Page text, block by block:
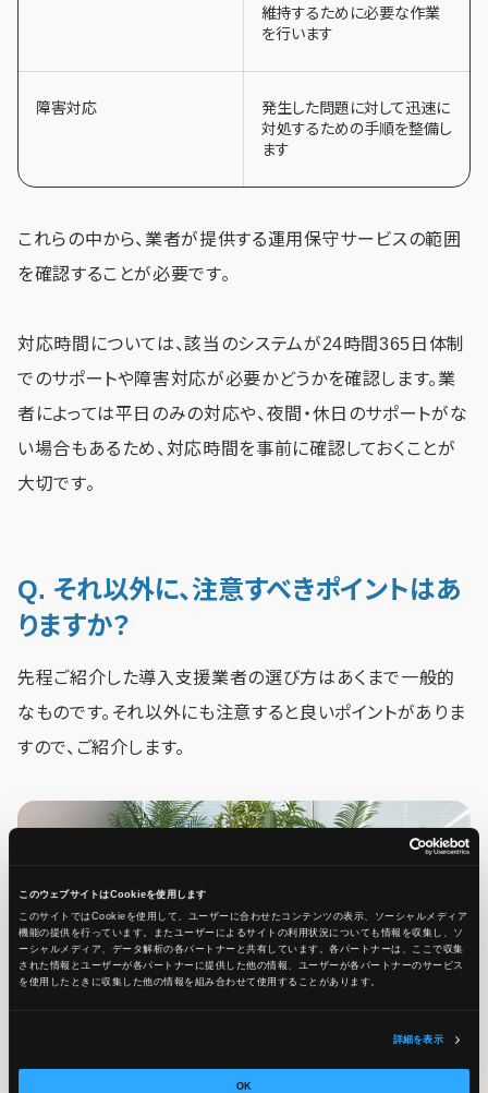
このウェブサイトはCookieを使用します
このサイトではCookieを使用して、ユーザーに合わせたコンテンツの表示、ソーシャルメディア
機能の提供を行っています。またユーザーによるサイトの利用状況についても情報を収集し、ソ
ーシャルメディア、データ解析の各パートナーと共有しています。各パートナーは、ここで収集
された情報とユーザーが各パートナーに提供した他の情報、ユーザーが各パートナーのサービス
を使用したときに収集した他の情報を組み合わせて使用​​することがあります。
詳細を表示
OK
維持するために必要な作業
を行います
障害対応
発生した問題に対して迅速に
対処するための手順を整備し
ます
これらの中から、業者が提供する運用保守サービスの範囲
を確認することが必要です。
対応時間については、該当のシステムが24時間365日体制
でのサポートや障害対応が必要かどうかを確認します。業
者によっては平日のみの対応や、夜間・休日のサポートがな
い場合もあるため、対応時間を事前に確認しておくことが
大切です。
Q. それ以外に、注意すべきポイントはあ
りますか？
先程ご紹介した導入支援業者の選び方はあくまで一般的
なものです。それ以外にも注意すると良いポイントがありま
すので、ご紹介します。